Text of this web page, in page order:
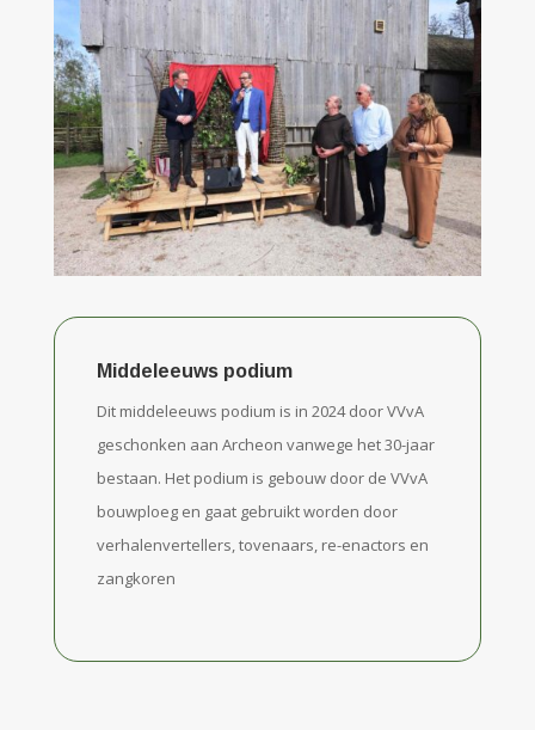
Middeleeuws podium
Dit middeleeuws podium is in 2024 door VVvA
geschonken aan Archeon vanwege het 30-jaar
bestaan. Het podium is gebouw door de VVvA
bouwploeg en gaat gebruikt worden door
verhalenvertellers, tovenaars, re-enactors en
zangkoren